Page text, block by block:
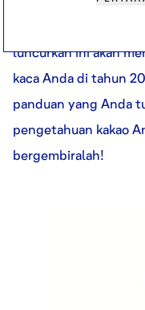
tentang kakao, buku
luncurkan ini akan
kaca Anda di tahun
panduan yang Anda
pengetahuan kakao
bergembiralah!